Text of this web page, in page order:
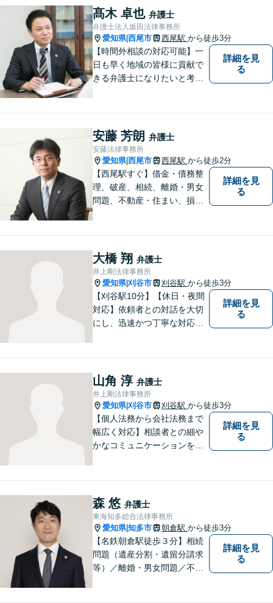
町、東浦町、美浜町、南知多
町などでお困りの方がいまし
たらすぐにご相談ください。
髙木 卓也 弁護士
弁護士法人坂田法律事務所
愛知県|西尾市 西尾駅 から徒歩3分
【時間外相談の対応可能】一
日も早く地域の皆様に貢献で
きる弁護士になりたいと考え
ださい
詳細を見
る
安藤 芳朗 弁護士
安藤法律事務所
愛知県|西尾市 西尾駅 から徒歩2分
【西尾駅すぐ】借金・債務整
理、破産、相続、離婚・男女
問題、不動産・住まい、損害
詳細を見
る
大橋 翔 弁護士
井上剛法律事務所
愛知県|刈谷市 刈谷駅 から徒歩3分
【刈谷駅10分】【休日・夜間
対応】依頼者との対話を大切
にし、迅速かつ丁寧な対応を
サービスを提供。【駐車場完
備】
詳細を見
る
山角 淳 弁護士
井上剛法律事務所
愛知県|刈谷市 刈谷駅 から徒歩3分
【個人法務から会社法務まで
幅広く対応】相談者との細や
かなコミュニケーションを大
ら、お早めにご相談くださ
い。【JR在来線「刈谷駅」4
分】【駐車場あり】
詳細を見
る
森 悠 弁護士
東海知多総合法律事務所
愛知県|知多市 朝倉駅 から徒歩3分
【名鉄朝倉駅徒歩３分】相続
問題（遺産分割・遺留分請求
等）／離婚・男女問題／不動
詳細を見
る